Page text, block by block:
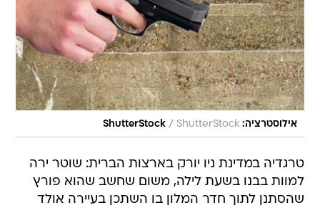
אילוסטרציה: ShutterStock / ShutterStock
טרגדיה במדינת ניו יורק בארצות הברית: שוטר ירה
למוות בבנו בשעת לילה, משום שחשב שהוא פורץ
שהסתנן לתוך חדר המלון בו השתכן בעיירה אולד